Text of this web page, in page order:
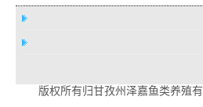
版权所有归甘孜州泽嘉鱼类养殖有